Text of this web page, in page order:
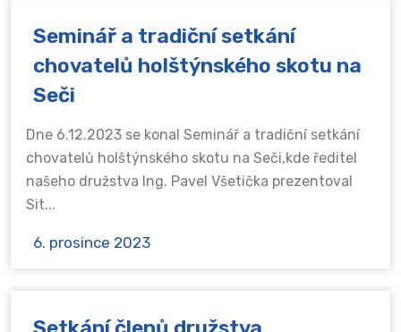
Seminář a tradiční setkání
chovatelů holštýnského skotu na
Seči
Dne 6.12.2023 se konal Seminář a tradiční setkání
chovatelů holštýnského skotu na Seči,kde ředitel
našeho družstva Ing. Pavel Všetička prezentoval
Sit...
6. prosince 2023